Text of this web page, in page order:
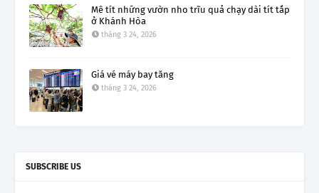
Mê tít những vườn nho trĩu quả chạy dài tít tắp
ở Khánh Hòa
tháng 3 24, 2026
Giá vé máy bay tăng
tháng 3 24, 2026
SUBSCRIBE US